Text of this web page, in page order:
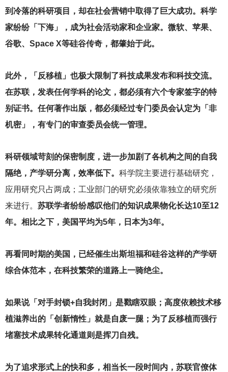
到冷落的科研项目，却在社会营销中取得了巨大成功。科学
家纷纷「下海」，成为社会活动家和企业家。微软、苹果、
谷歌、Space X等硅谷传奇，都肇始于此。
此外，「反移植」也极大限制了科技成果发布和科技交流。
在苏联，发表任何学科的论文，都必须有六个专家签字的特
别证书。任何著作出版，都必须经过专门委员会认定为「非
机密」，有专门的审查委员会统一管理。
科研领域苛刻的保密制度，进一步加剧了各机构之间的自我
隔绝，产学研分离，效率低下。 科学院主要进行基础研究，
应用研究只占两成；工业部门的研究必须依靠独立的研究所
来进行。 苏联学者纷纷感叹他们的知识成果物化长达10至12
年。相比之下，美国平均为5年，日本为3年。
再看同时期的美国，已经催生出斯坦福和硅谷这样的产学研
综合体范本，在科技繁荣的道路上一骑绝尘。
如果说「对手封锁+自我封闭」是戳瞎双眼；高度依赖技术移
植滋养出的「创新惰性」就是自废一腿；为了反移植而强行
堵塞技术成果转化通道则是挥刀自残。
为了追求形式上的快和多，相当长一段时间内，苏联官僚体